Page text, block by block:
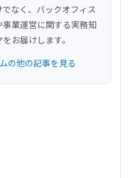
なく、バックオフィス
業運営に関する実務知
お届けします。
の他の記事を見る